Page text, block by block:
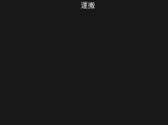
運搬